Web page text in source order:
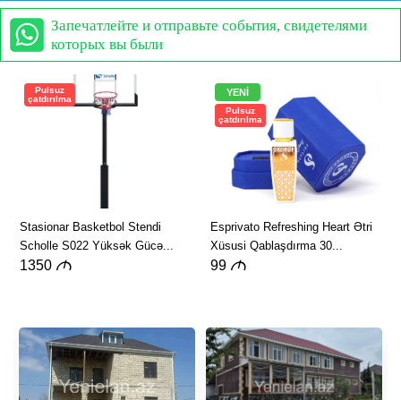
Запечатлейте и отправьте события, свидетелями
которых вы были